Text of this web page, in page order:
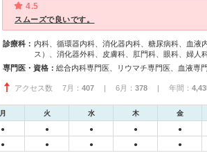
4.5
スムーズで良いです。
診療科： 内科、循環器内科、消化器内科、糖尿病科、血液
ス）、消化器外科、皮膚科、肛門科、眼科、婦人
専門医・資格：
アクセス数 7月： 407 | 6月： 378 | 年間：
月 火 水 木 金
● ● ● ● ●
● ● ● ● ●